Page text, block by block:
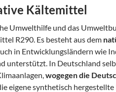
Kältemittel
Umwelthilfe und das
R290. Es besteht aus dem
in Entwicklungsländern wie
unterstützt. In Deutschland
wogegen die
eigene synthetisch